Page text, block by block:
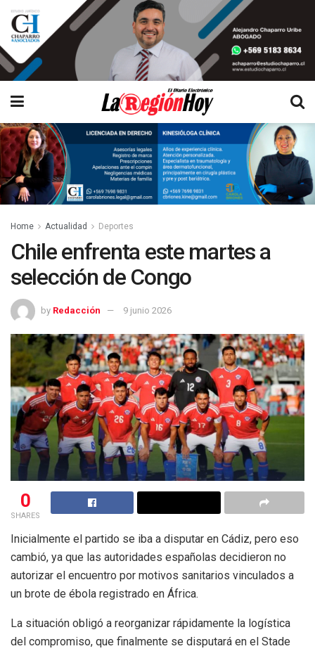
Home Actualidad Deportes
Chile enfrenta este martes a
selección de Congo
by Redacción 9 junio 2026
0
SHARES
Inicialmente el partido se iba a disputar en Cádiz, pero eso
cambió, ya que las autoridades españolas decidieron no
autorizar el encuentro por motivos sanitarios vinculados a
un brote de ébola registrado en África.
La situación obligó a reorganizar rápidamente la logística
del compromiso, que finalmente se disputará en el Stade